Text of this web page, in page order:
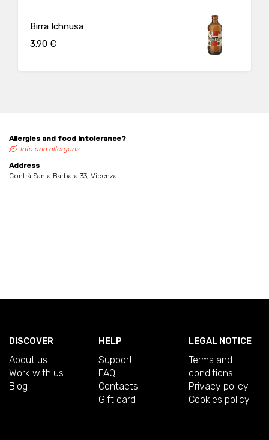
Birra Ichnusa
3.90 €
Allergies and food intolerance?
Info and allergens
Address
Contrà Santa Barbara 33, Vicenza
DISCOVER
About us
Work with us
Blog
HELP
Support
FAQ
Contacts
Gift card
LEGAL NOTICE
Terms and
conditions
Privacy policy
Cookies policy